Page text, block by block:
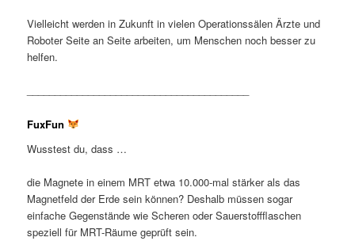
Vielleicht werden in Zukunft in vielen Operationssälen Ärzte und
Roboter Seite an Seite arbeiten, um Menschen noch besser zu
helfen.
FuxFun
Wusstest du, dass …
die Magnete in einem MRT etwa 10.000-mal stärker als das
Magnetfeld der Erde sein können? Deshalb müssen sogar
einfache Gegenstände wie Scheren oder Sauerstoffflaschen
speziell für MRT-Räume geprüft sein.